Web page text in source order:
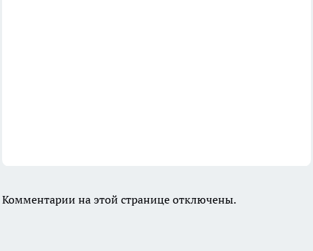
Комментарии на этой странице отключены.